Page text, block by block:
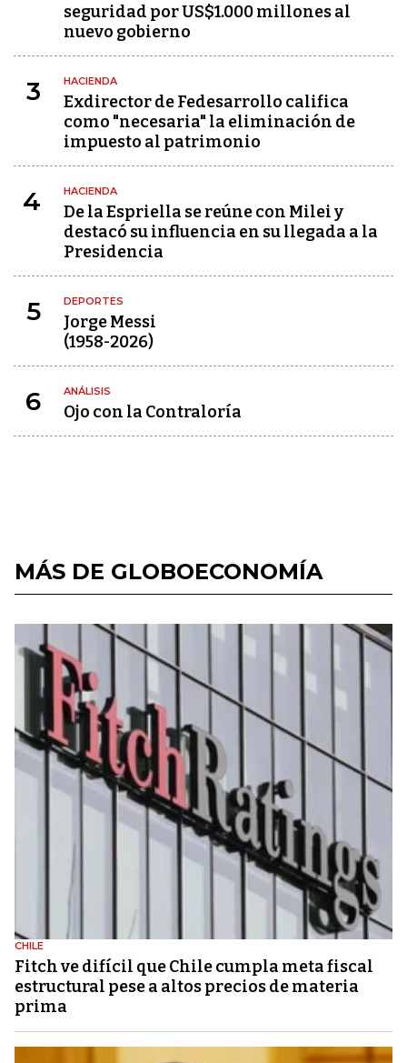
seguridad por US$1.000 millones al
nuevo gobierno
3 HACIENDA
Exdirector de Fedesarrollo califica
como "necesaria" la eliminación de
impuesto al patrimonio
4 HACIENDA
De la Espriella se reúne con Milei y
destacó su influencia en su llegada a la
Presidencia
5 DEPORTES
Jorge Messi
(1958-2026)
6 ANÁLISIS
Ojo con la Contraloría
MÁS DE GLOBOECONOMÍA
CHILE
Fitch ve difícil que Chile cumpla meta fiscal
estructural pese a altos precios de materia
prima